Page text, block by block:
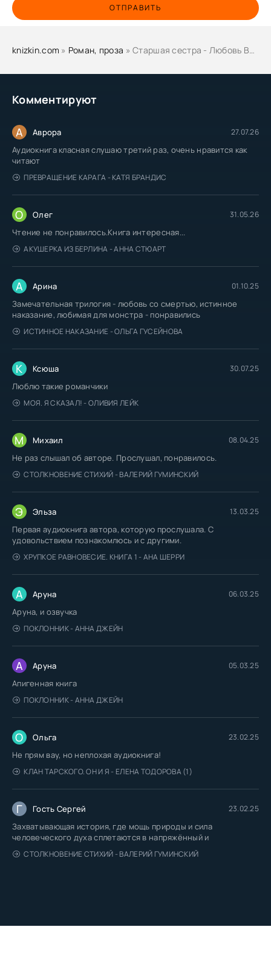
Комментируют
А Аврора 27.07.26
Аудиокнига класная слушаю третий раз, очень нравится как
читают
ПРЕВРАЩЕНИЕ КАРАГА - КАТЯ БРАНДИС
О Олег 31.05.26
Чтение не понравилось.Книга интересная...
АКУШЕРКА ИЗ БЕРЛИНА - АННА СТЮАРТ
А Арина 01.10.25
Замечательная трилогия - любовь со смертью, истинное
наказание, любимая для монстра - понравились
ИСТИННОЕ НАКАЗАНИЕ - ОЛЬГА ГУСЕЙНОВА
К Ксюша 30.07.25
Люблю такие романчики
МОЯ. Я СКАЗАЛ! - ОЛИВИЯ ЛЕЙК
М Михаил 08.04.25
Не раз слышал об авторе. Прослушал, понравилось.
СТОЛКНОВЕНИЕ СТИХИЙ - ВАЛЕРИЙ ГУМИНСКИЙ
Э Эльза 13.03.25
Первая аудиокнига автора, которую прослушала. С
удовольствием познакомлюсь и с другими.
ХРУПКОЕ РАВНОВЕСИЕ. КНИГА 1 - АНА ШЕРРИ
А Аруна 06.03.25
Аруна, и озвучка
ПОКЛОННИК - АННА ДЖЕЙН
А Аруна 05.03.25
Апигенная книга
ПОКЛОННИК - АННА ДЖЕЙН
О Ольга 23.02.25
Не прям вау, но неплохая аудиокнига!
КЛАН ТАРСКОГО. ОН И Я - ЕЛЕНА ТОДОРОВА (1)
Г Гость Сергей 23.02.25
Захватывающая история, где мощь природы и сила
человеческого духа сплетаются в напряжённый и
СТОЛКНОВЕНИЕ СТИХИЙ - ВАЛЕРИЙ ГУМИНСКИЙ
ОТПРАВИТЬ
knizkin.com » Роман, проза » Старшая сестра - Любовь Воронкова